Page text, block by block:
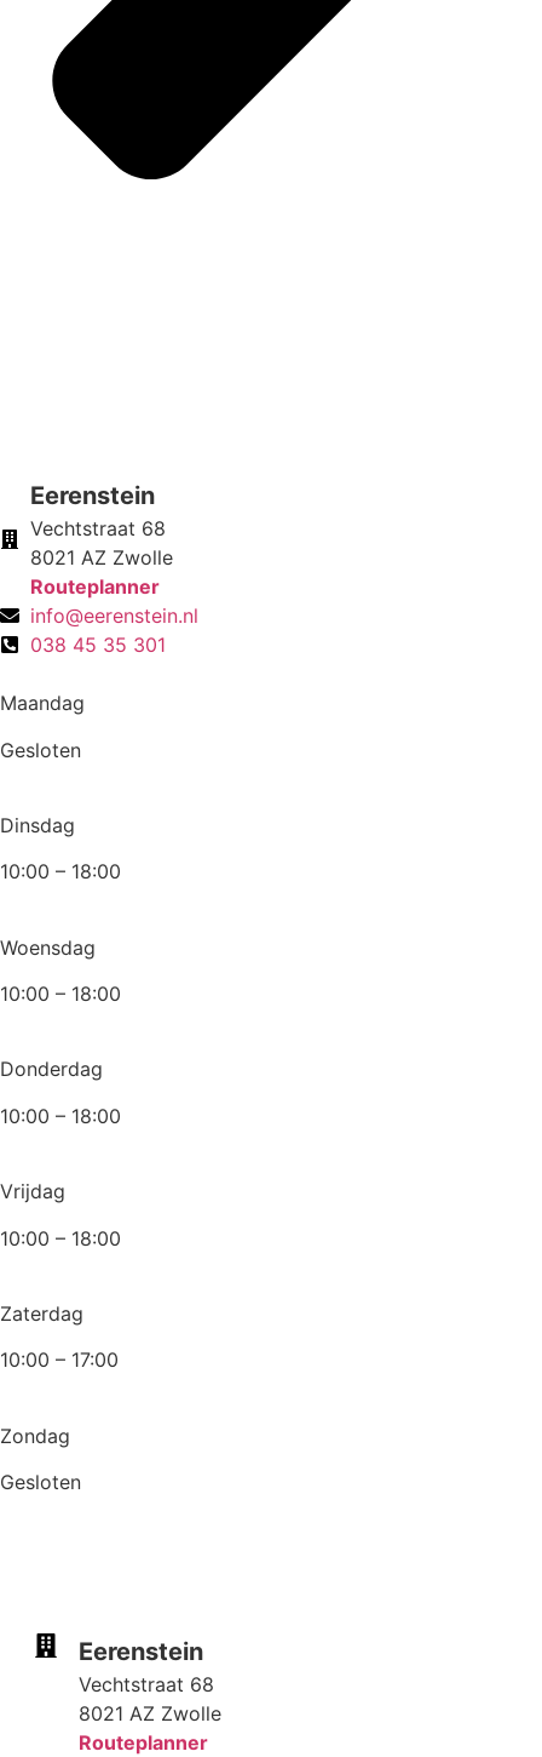
Eerenstein
Vechtstraat 68
8021 AZ Zwolle
Routeplanner
info@eerenstein.nl
038 45 35 301
Maandag
Gesloten
Dinsdag
10:00 – 18:00
Woensdag
10:00 – 18:00
Donderdag
10:00 – 18:00
Vrijdag
10:00 – 18:00
Zaterdag
10:00 – 17:00
Zondag
Gesloten
Eerenstein
Vechtstraat 68
8021 AZ Zwolle
Routeplanner